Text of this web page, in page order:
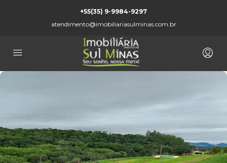
+55(35) 9-9984-9297
atendimento@imobiliariasulminas.com.br